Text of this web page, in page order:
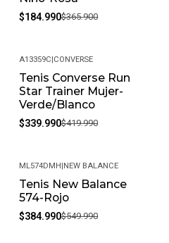
$184.990$365.900
-19%
A13359C CONVERSE
Tenis Converse Run
Star Trainer Mujer-
Verde/Blanco
$339.990$419.990
-30%
ML574DMH NEW BALANCE
Tenis New Balance
574-Rojo
$384.990$549.990